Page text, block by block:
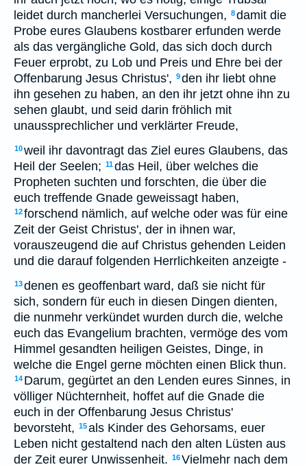
leidet durch mancherlei Versuchungen, 8damit die
Probe eures Glaubens kostbarer erfunden werde
als das vergängliche Gold, das sich doch durch
Feuer erprobt, zu Lob und Preis und Ehre bei der
Offenbarung Jesus Christus', 9den ihr liebt ohne
ihn gesehen zu haben, an den ihr jetzt ohne ihn zu
sehen glaubt, und seid darin fröhlich mit
unaussprechlicher und verklärter Freude,
10weil ihr davontragt das Ziel eures Glaubens, das
Heil der Seelen; 11das Heil, über welches die
Propheten suchten und forschten, die über die
euch treffende Gnade geweissagt haben,
12forschend nämlich, auf welche oder was für eine
Zeit der Geist Christus', der in ihnen war,
vorauszeugend die auf Christus gehenden Leiden
und die darauf folgenden Herrlichkeiten anzeigte -
13denen es geoffenbart ward, daß sie nicht für
sich, sondern für euch in diesen Dingen dienten,
die nunmehr verkündet wurden durch die, welche
euch das Evangelium brachten, vermöge des vom
Himmel gesandten heiligen Geistes, Dinge, in
welche die Engel gerne möchten einen Blick thun.
14 Darum, gegürtet an den Lenden eures Sinnes, in
völliger Nüchternheit, hoffet auf die Gnade die
euch in der Offenbarung Jesus Christus'
bevorsteht, 15als Kinder des Gehorsams, euer
Leben nicht gestaltend nach den alten Lüsten aus
der Zeit eurer Unwissenheit. 16Vielmehr nach dem